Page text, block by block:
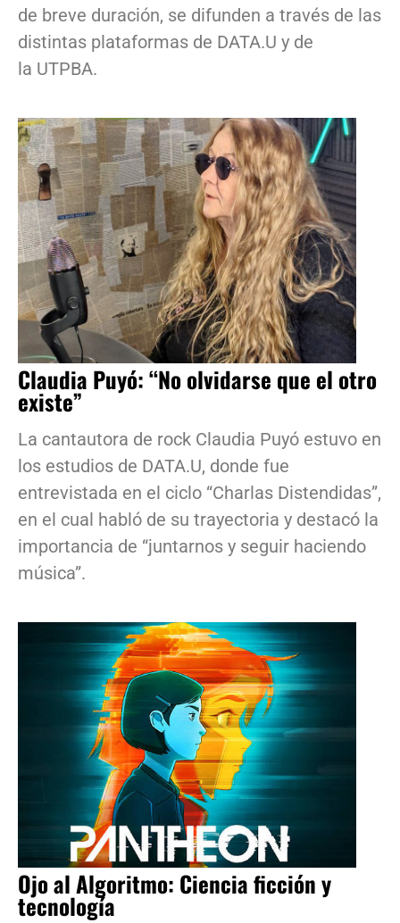
de breve duración, se difunden a través de las
distintas plataformas de DATA.U y de
la UTPBA.
Claudia Puyó: “No olvidarse que el otro
existe”
La cantautora de rock Claudia Puyó estuvo en
los estudios de DATA.U, donde fue
entrevistada en el ciclo “Charlas Distendidas”,
en el cual habló de su trayectoria y destacó la
importancia de “juntarnos y seguir haciendo
música”.
Ojo al Algoritmo: Ciencia ficción y
tecnología